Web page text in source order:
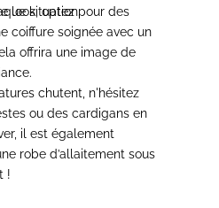
situation.
look, optez pour des
coiffure soignée avec un
offrira une image de
chutent, n'hésitez
ou des cardigans en
il est également
robe d’allaitement sous
!